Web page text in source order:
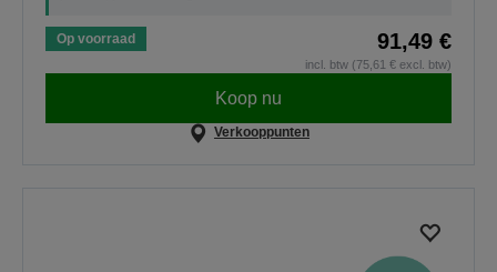
Op voorraad 91,49 €
incl. btw (75,61 € excl. btw)
Koop nu
Verkooppunten